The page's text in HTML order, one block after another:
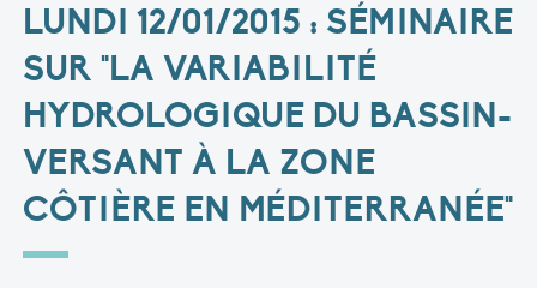
LUNDI 12/01/2015 : SÉMINAIRE
SUR "LA VARIABILITÉ
HYDROLOGIQUE DU BASSIN-
VERSANT À LA ZONE
CÔTIÈRE EN MÉDITERRANÉE"